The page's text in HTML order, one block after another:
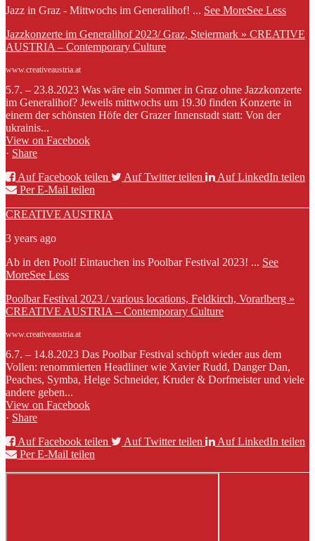
Jazz in Graz - Mittwochs im Generalihof! ... See MoreSee Less
Jazzkonzerte im Generalihof 2023/ Graz, Steiermark » CREATIVE
AUSTRIA – Contemporary Culture
www.creativeaustria.at
5.7. – 23.8.2023 Was wäre ein Sommer in Graz ohne Jazzkonzerte
im Generalihof? Jeweils mittwochs um 19.30 finden Konzerte in
einem der schönsten Höfe der Grazer Innenstadt statt: Von der
ukrainis...
View on Facebook
· Share
Auf Facebook teilen
Auf Twitter teilen
Auf LinkedIn teilen
Per E-Mail teilen
CREATIVE AUSTRIA
3 years ago
Ab in den Pool! Eintauchen ins Poolbar Festival 2023! ... See
MoreSee Less
Poolbar Festival 2023 / various locations, Feldkirch, Vorarlberg »
CREATIVE AUSTRIA – Contemporary Culture
www.creativeaustria.at
6.7. – 14.8.2023 Das Poolbar Festival schöpft wieder aus dem
Vollen: renommierten Headliner wie Xavier Rudd, Danger Dan,
Peaches, Symba, Helge Schneider, Kruder & Dorfmeister und viele
andere geben...
View on Facebook
· Share
Auf Facebook teilen
Auf Twitter teilen
Auf LinkedIn teilen
Per E-Mail teilen